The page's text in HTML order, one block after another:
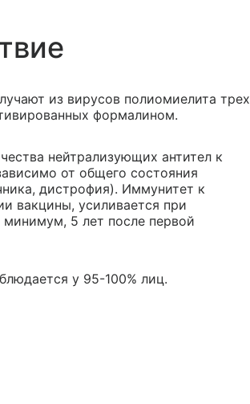
из вирусов полиомиелита трех
формалином.
нейтрализующих антител к
от общего состояния
дистрофия). Иммунитет к
вакцины, усиливается при
минимум, 5 лет после первой
у 95-100% лиц.